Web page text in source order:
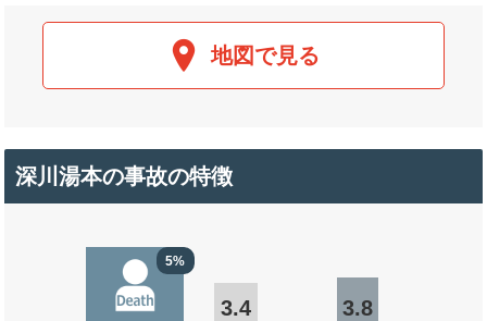
地図で見る
深川湯本の事故の特徴
5%
3.4 3.8